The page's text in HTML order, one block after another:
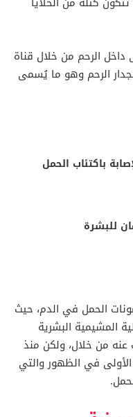
داخل الرحم من خلال قناة
الرحم وهو ما يُسمى
باكتئاب الحمل
للبشرة
الحمل في الدم، حيث
المشيمية البشرية
عنه من خلال، ولكن منذ
الأولى في الظهور والتي